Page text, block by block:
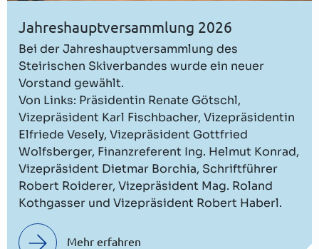
Jahreshauptversammlung 2026
Bei der Jahreshauptversammlung des
Steirischen Skiverbandes wurde ein neuer
Vorstand gewählt.
Von Links: Präsidentin Renate Götschl,
Vizepräsident Karl Fischbacher, Vizepräsidentin
Elfriede Vesely, Vizepräsident Gottfried
Wolfsberger, Finanzreferent Ing. Helmut Konrad,
Vizepräsident Dietmar Borchia, Schriftführer
Robert Roiderer, Vizepräsident Mag. Roland
Kothgasser und Vizepräsident Robert Haberl.
Mehr erfahren